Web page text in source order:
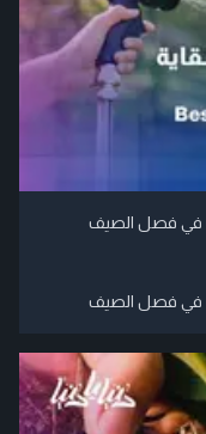
في فصل الصيف
في فصل الصيف